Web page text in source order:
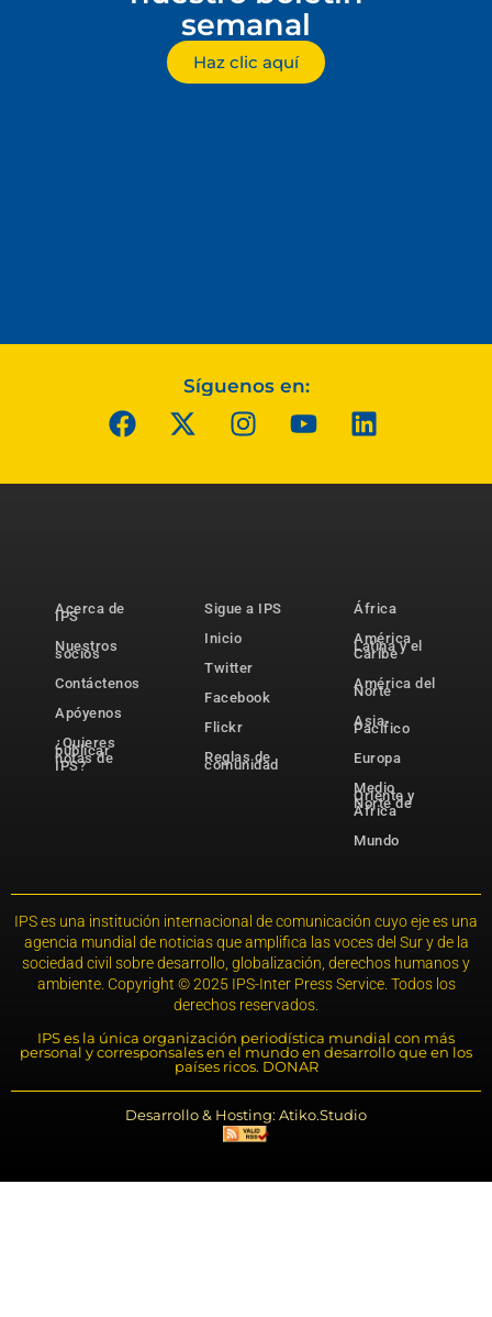
semanal
Haz clic aquí
Síguenos en:
Acerca de
IPS
Nuestros
socios
Contáctenos
Apóyenos
¿Quieres
publicar
notas de
IPS?
Sigue a IPS
Inicio
Twitter
Facebook
Flickr
Reglas de
comunidad
África
América
Latina y el
Caribe
América del
Norte
Asia-
Pacífico
Europa
Medio
Oriente y
Norte de
África
Mundo
IPS es una institución internacional de comunicación cuyo eje es una
agencia mundial de noticias que amplifica las voces del Sur y de la
sociedad civil sobre desarrollo, globalización, derechos humanos y
ambiente. Copyright © 2025 IPS-Inter Press Service. Todos los
derechos reservados.
IPS es la única organización periodística mundial con más
personal y corresponsales en el mundo en desarrollo que en los
países ricos. DONAR
Desarrollo & Hosting: Atiko.Studio